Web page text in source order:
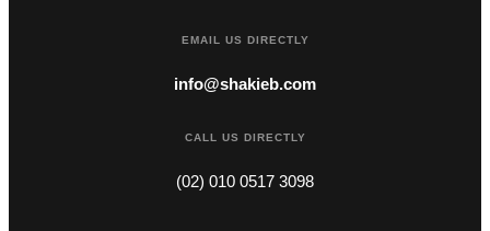
EMAIL US DIRECTLY
info@shakieb.com
CALL US DIRECTLY
(02) 010 0517 3098